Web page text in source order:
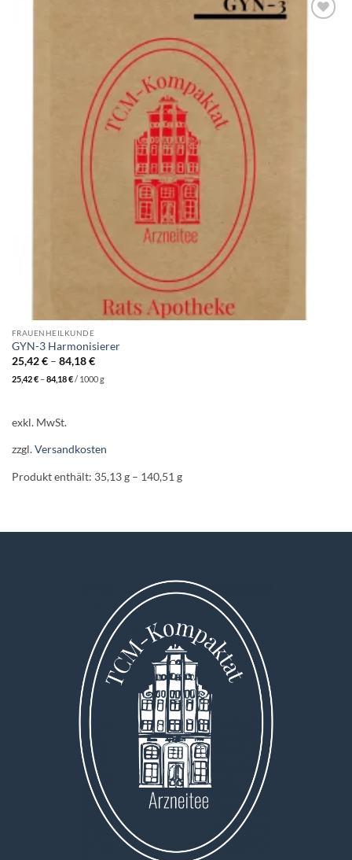
FRAUENHEILKUNDE
GYN-3 Harmonisierer
25,42€– 84,18€
25,42€–84,18€/ 1000g
exkl. MwSt.
zzgl.Versandkosten
Produkt enthält: 35,13g– 140,51 g